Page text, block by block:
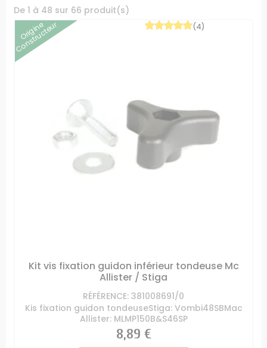
De 1 à 48 sur 66 produit(s)
Origine
Constructeur
Kit vis fixation guidon inférieur tondeuse Mc
Allister / Stiga
RÉFÉRENCE: 381008691/0
Kis fixation guidon tondeuseStiga: Vombi48SBMac
Allister: MLMP150B&S46SP
(4)
Prix
8,89 €